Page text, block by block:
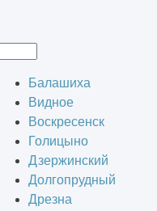
Балашиха
Видное
Воскресенск
Голицыно
Дзержинский
Долгопрудный
Дрезна